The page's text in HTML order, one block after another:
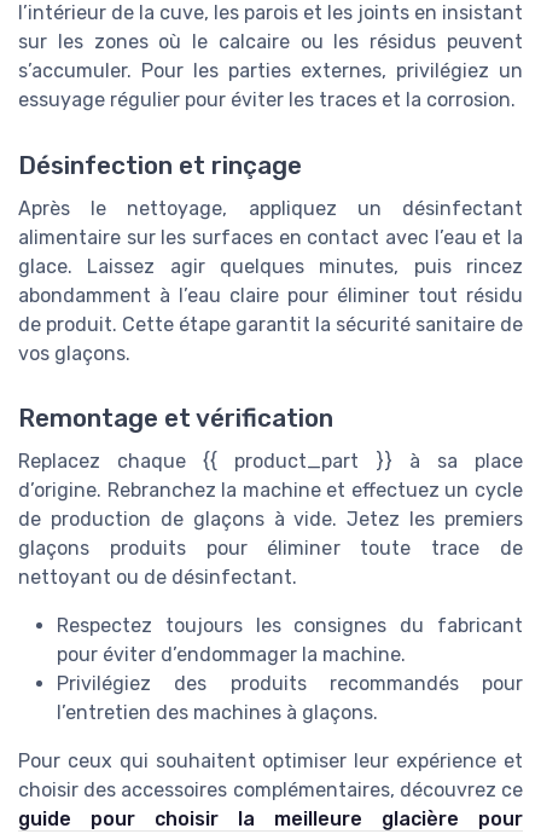
l’intérieur de la cuve, les parois et les joints en insistant
sur les zones où le calcaire ou les résidus peuvent
s’accumuler. Pour les parties externes, privilégiez un
essuyage régulier pour éviter les traces et la corrosion.
Désinfection et rinçage
Après le nettoyage, appliquez un désinfectant
alimentaire sur les surfaces en contact avec l’eau et la
glace. Laissez agir quelques minutes, puis rincez
abondamment à l’eau claire pour éliminer tout résidu
de produit. Cette étape garantit la sécurité sanitaire de
vos glaçons.
Remontage et vérification
Replacez chaque {{ product_part }} à sa place
d’origine. Rebranchez la machine et effectuez un cycle
de production de glaçons à vide. Jetez les premiers
glaçons produits pour éliminer toute trace de
nettoyant ou de désinfectant.
Respectez toujours les consignes du fabricant
pour éviter d’endommager la machine.
Privilégiez des produits recommandés pour
l’entretien des machines à glaçons.
Pour ceux qui souhaitent optimiser leur expérience et
choisir des accessoires complémentaires, découvrez ce
guide pour choisir la meilleure glacière pour